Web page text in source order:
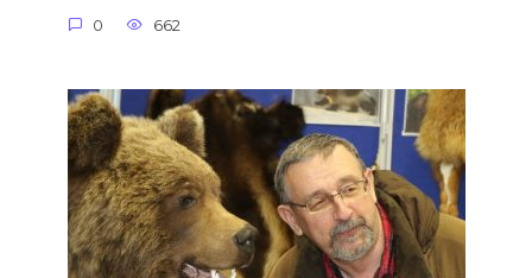
0 662